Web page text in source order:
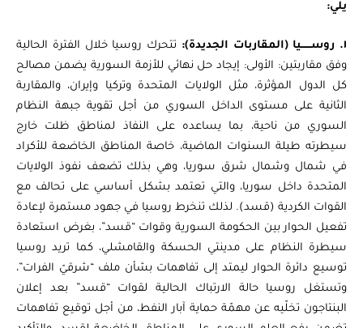
يلي:
تتحرك روسيا خلال الفترة الحالية
وفق مقاربتين: الأولى: إيجاد حل نهائي للأزمة السورية يضمن مصالح
كل الدول المؤثرة، مثل الولايات المتحدة وتركيا وإيران، والمقاربة
الثانية على مستوى الداخل السوري من أجل تقوية جبهة النظام
السوري من ناحية، بما يساعده على النفاذ لمناطق ظلت خارج
سيطرته طيلة السنوات الماضية، خاصة المناطق الخاضعة للأكراد
في شمال وشمال شرق سوريا، وهي بذلك تضعف نفوذ الولايات
المتحدة داخل سوريا، والتي تعتمد بشكل أساسي على تحالف مع
القوات الكردية (قسد). لذلك تنخرط روسيا في جهود مستمرة لإعادة
تفعيل الحوار بين الحكومة السورية وقوات “قسد”، بغرض استعادة
سيطرة النظام على مدينتي الحسكة والقامشلي، كما تريد روسيا
توسيع دائرة الحوار ليمتد إلى تفاهمات بشأن ملف “شرقيّ الفرات”،
وتستغل روسيا حالة الارتباك الحالية لقوات “قسد” بعد إعلان
البنتاجون تخلّيه عن مهمّة حماية آبار النفط، من أجل توقيع تفاهمات